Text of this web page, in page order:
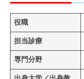
役職
担当診療
専門分野